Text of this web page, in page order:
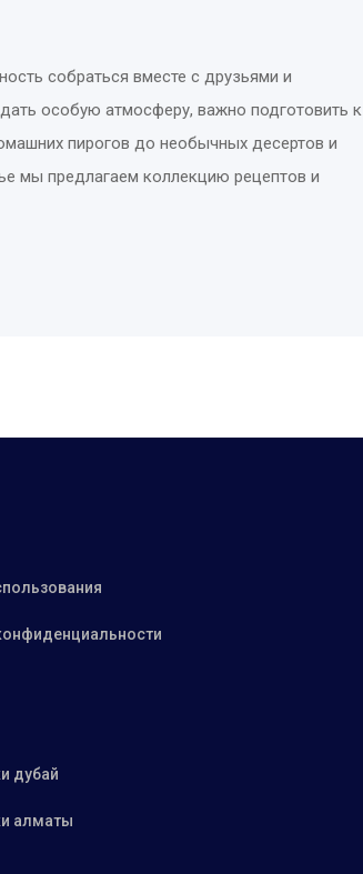
собраться вместе с друзьями и
особую атмосферу, важно подготовить к
пирогов до необычных десертов и
мы предлагаем коллекцию рецептов и
дубай
алматы